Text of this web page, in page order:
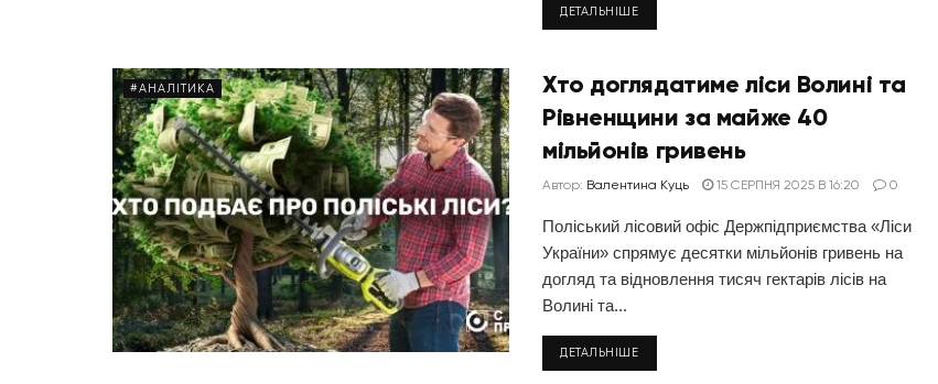
ДЕТАЛЬНІШЕ
#АНАЛІТИКА
Хто доглядатиме ліси Волині та
Рівненщини за майже 40
мільйонів гривень
Автор: Валентина Куць 15 СЕРПНЯ 2025 В 16:20 0
Поліський лісовий офіс Держпідприємства «Ліси
України» спрямує десятки мільйонів гривень на
догляд та відновлення тисяч гектарів лісів на
Волині та...
ДЕТАЛЬНІШЕ